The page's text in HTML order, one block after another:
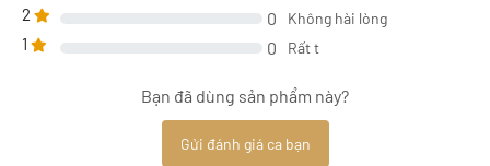
2 0 Không hài lòng
1 0 Rất t
Bạn đã dùng sản phẩm này?
Gửi đánh giá ca bạn